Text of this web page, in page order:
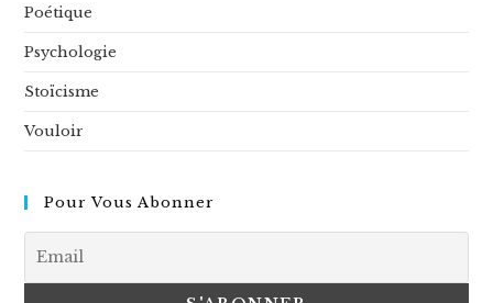
Poétique
Psychologie
Stoïcisme
Vouloir
Pour Vous Abonner